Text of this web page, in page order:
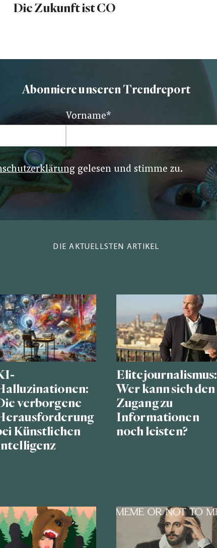
Die Zukunft ist CO
Abonniere unseren Trendreport
Vorname*
gelesen und stimme zu.
DIE AKTUELLSTEN ARTIKEL
verborgene
Künstlichen
Elitejournalismus:
Wer kann sich den
Zugang zu
Informationen
noch leisten?